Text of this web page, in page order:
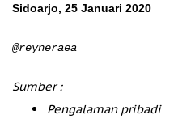
Sidoarjo, 25 Januari 2020
@reyneraea
Sumber :
Pengalaman pribadi